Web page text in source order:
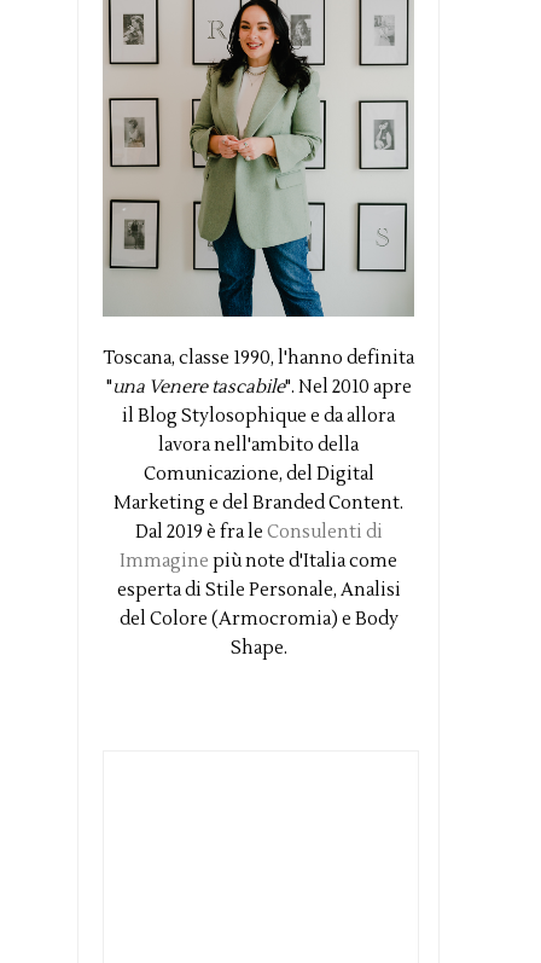
Toscana, classe 1990, l'hanno definita
"una Venere tascabile". Nel 2010 apre
il Blog Stylosophique e da allora
lavora nell'ambito della
Comunicazione, del Digital
Marketing e del Branded Content.
Dal 2019 è fra le Consulenti di
Immagine più note d'Italia come
esperta di Stile Personale, Analisi
del Colore (Armocromia) e Body
Shape.